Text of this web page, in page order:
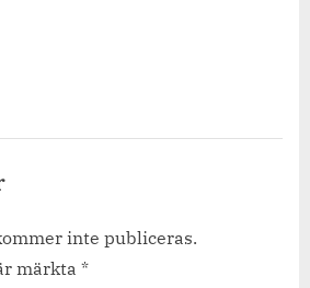
inte publiceras.
märkta *